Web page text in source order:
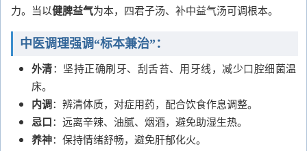
力。当以健脾益气为本，四君子汤、补中益气汤可调根本。
中医调理强调“标本兼治” ：
外清：坚持正确刷牙、刮舌苔、用牙线，减少口腔细菌温
床。
内调：辨清体质，对症用药，配合饮食作息调整。
忌口：远离辛辣、油腻、烟酒，避免助湿生热。
养神：保持情绪舒畅，避免肝郁化火。